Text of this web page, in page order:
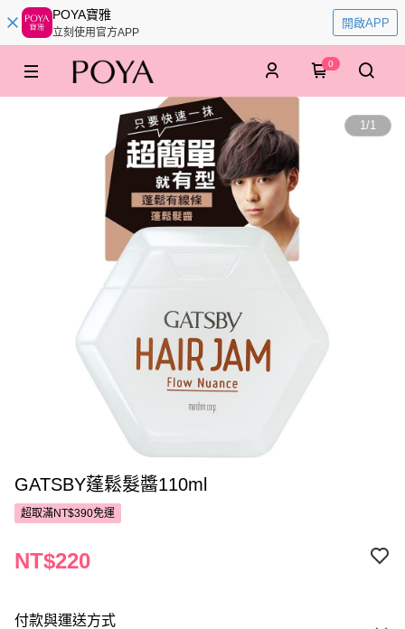
POYA寶雅
立刻使用官方APP
開啟APP
0
1/1
GATSBY蓬鬆髮醬110ml
超取滿NT$390免運
NT$220
付款與運送方式